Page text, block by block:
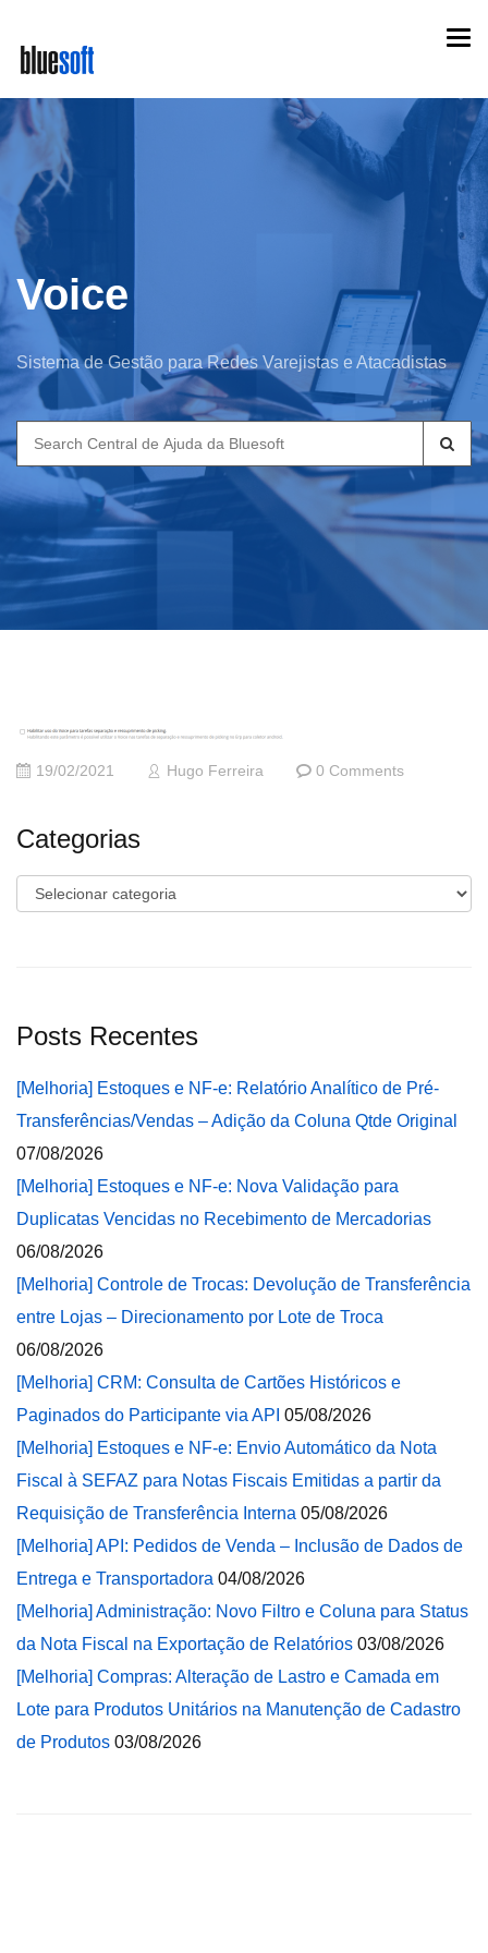
main
content
Voice
Sistema de Gestão para Redes Varejistas e Atacadistas
Search
for:
19/02/2021 Hugo Ferreira 0 Comments
Categorias
Categorias
Posts Recentes
[Melhoria] Estoques e NF-e: Relatório Analítico de Pré-
Transferências/Vendas – Adição da Coluna Qtde Original
07/08/2026
[Melhoria] Estoques e NF-e: Nova Validação para
Duplicatas Vencidas no Recebimento de Mercadorias
06/08/2026
[Melhoria] Controle de Trocas: Devolução de Transferência
entre Lojas – Direcionamento por Lote de Troca
06/08/2026
[Melhoria] CRM: Consulta de Cartões Históricos e
Paginados do Participante via API 05/08/2026
[Melhoria] Estoques e NF-e: Envio Automático da Nota
Fiscal à SEFAZ para Notas Fiscais Emitidas a partir da
Requisição de Transferência Interna 05/08/2026
[Melhoria] API: Pedidos de Venda – Inclusão de Dados de
Entrega e Transportadora 04/08/2026
[Melhoria] Administração: Novo Filtro e Coluna para Status
da Nota Fiscal na Exportação de Relatórios 03/08/2026
[Melhoria] Compras: Alteração de Lastro e Camada em
Lote para Produtos Unitários na Manutenção de Cadastro
de Produtos 03/08/2026